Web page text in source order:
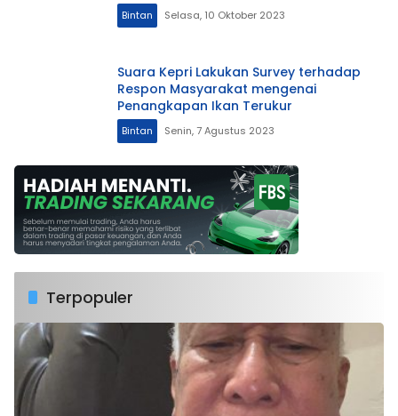
Bintan Selasa, 10 Oktober 2023
Suara Kepri Lakukan Survey terhadap
Respon Masyarakat mengenai
Penangkapan Ikan Terukur
Bintan Senin, 7 Agustus 2023
Terpopuler